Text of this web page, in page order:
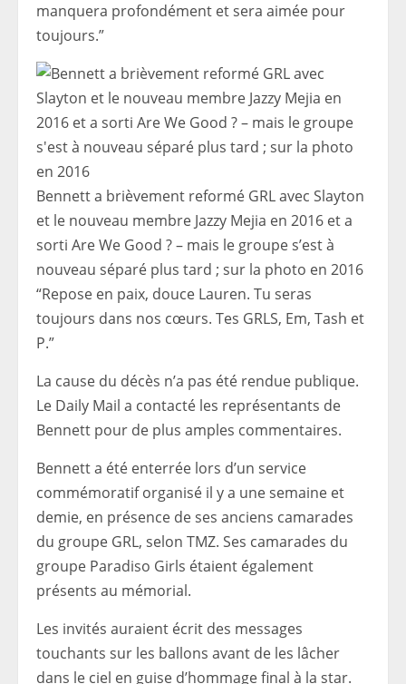
manquera profondément et sera aimée pour
toujours.”
Bennett a brièvement reformé GRL avec Slayton
et le nouveau membre Jazzy Mejia en 2016 et a
sorti Are We Good ? – mais le groupe s’est à
nouveau séparé plus tard ; sur la photo en 2016
“Repose en paix, douce Lauren. Tu seras
toujours dans nos cœurs. Tes GRLS, Em, Tash et
P.”
La cause du décès n’a pas été rendue publique.
Le Daily Mail a contacté les représentants de
Bennett pour de plus amples commentaires.
Bennett a été enterrée lors d’un service
commémoratif organisé il y a une semaine et
demie, en présence de ses anciens camarades
du groupe GRL, selon TMZ. Ses camarades du
groupe Paradiso Girls étaient également
présents au mémorial.
Les invités auraient écrit des messages
touchants sur les ballons avant de les lâcher
dans le ciel en guise d’hommage final à la star.